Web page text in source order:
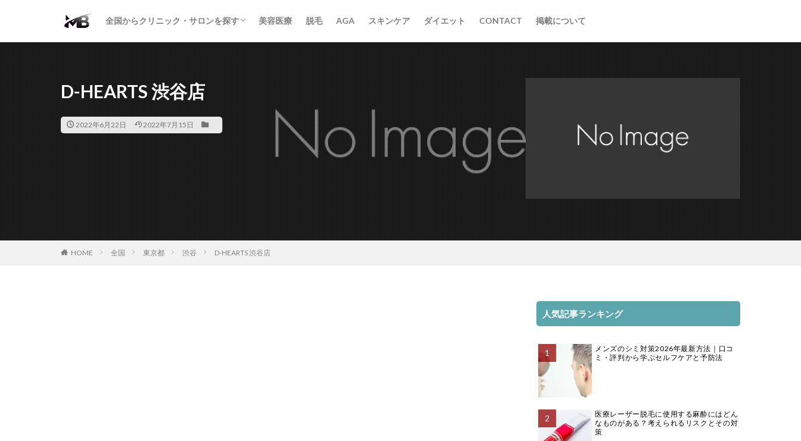
全国からクリニック・サロンを探す
二重・まぶた
鼻の形
小顔・輪郭
痩身・医療ダイエット
肌の悩み・スキンケア
わきが・多汗症
AGA
包茎・ED
医療脱毛
脱毛サロン
パーソナルジム
美容医療 脱毛 AGA スキンケア ダイエット CONTACT 掲載について
D-HEARTS 渋谷店
2022年6月22日 2022年7月15日
HOME 全国 東京都 渋谷 D-HEARTS 渋谷店
人気記事ランキング
メンズのシミ対策2026年最新方法｜口コ
ミ・評判から学ぶセルフケアと予防法
医療レーザー脱毛に使用する麻酔にはどん
なものがある？考えられるリスクとその対
策